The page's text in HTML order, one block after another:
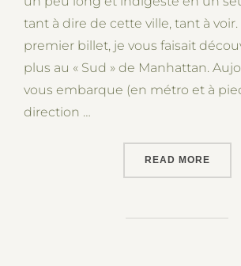
tant à dire de cette ville, tant à
premier billet, je vous faisait
plus au « Sud » de Manhattan.
vous embarque (en métro et à
direction …
READ MORE